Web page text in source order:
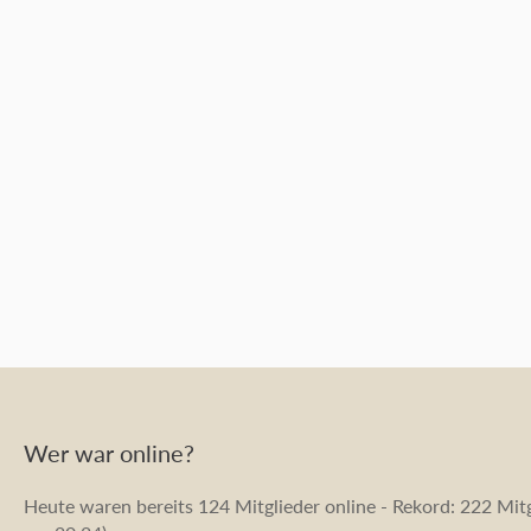
Wer war online?
Heute waren bereits 124 Mitglieder online - Rekord: 222